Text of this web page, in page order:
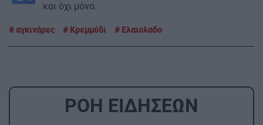
και όχι μόνο.
αγκινάρες Κρεμμύδι Ελαιολαδο
ΡΟΗ ΕΙΔΗΣΕΩΝ